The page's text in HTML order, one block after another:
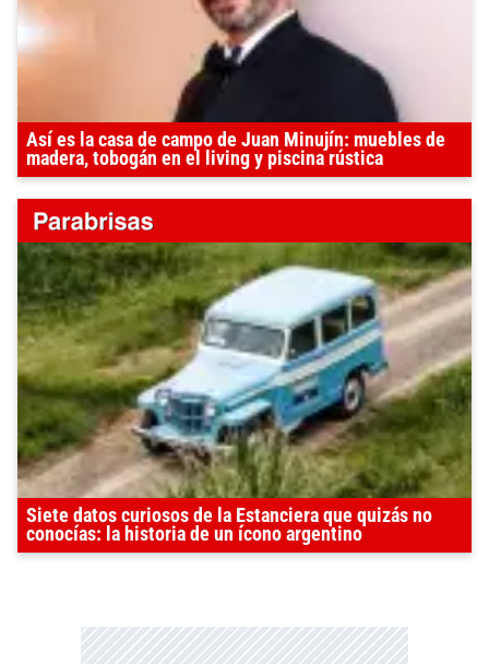
Así es la casa de campo de Juan Minujín: muebles de
madera, tobogán en el living y piscina rústica
Siete datos curiosos de la Estanciera que quizás no
conocías: la historia de un ícono argentino